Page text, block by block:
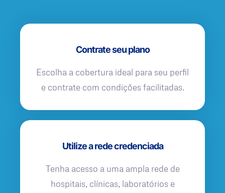
Contrate seu plano
Escolha a cobertura ideal para seu perfil
e contrate com condições facilitadas.
Utilize a rede credenciada
Tenha acesso a uma ampla rede de
hospitais, clínicas, laboratórios e